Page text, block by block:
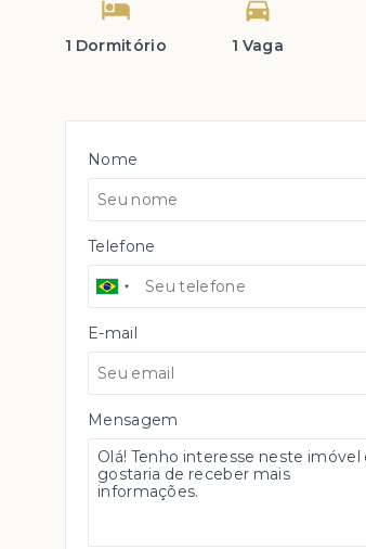
1 Dormitório 1 Vaga
Nome
Telefone
E-mail
Mensagem